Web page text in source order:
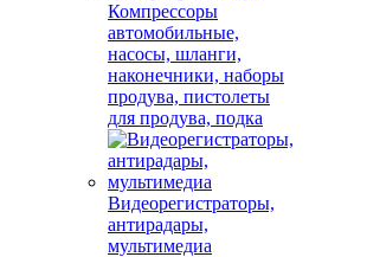
Компрессоры
автомобильные,
насосы, шланги,
наконечники, наборы
продува, пистолеты
для продува, подка
Видеорегистраторы,
антирадары,
мультимедиа